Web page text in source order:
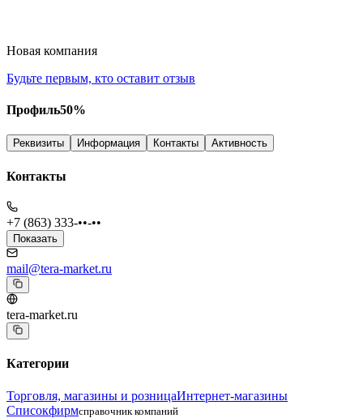
Новая компания
Будьте первым, кто оставит отзыв
Профиль50%
Реквизиты Информация Контакты Активность
Контакты
+7 (863) 333-••-••
Показать
mail@tera-market.ru
tera-market.ru
Категории
Торговля, магазины и розницаИнтернет-магазины
Списокфирмсправочник компаний